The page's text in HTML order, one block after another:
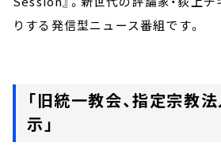
りする発信型ニュース番組です。
「旧統一教会、指定宗教
示」